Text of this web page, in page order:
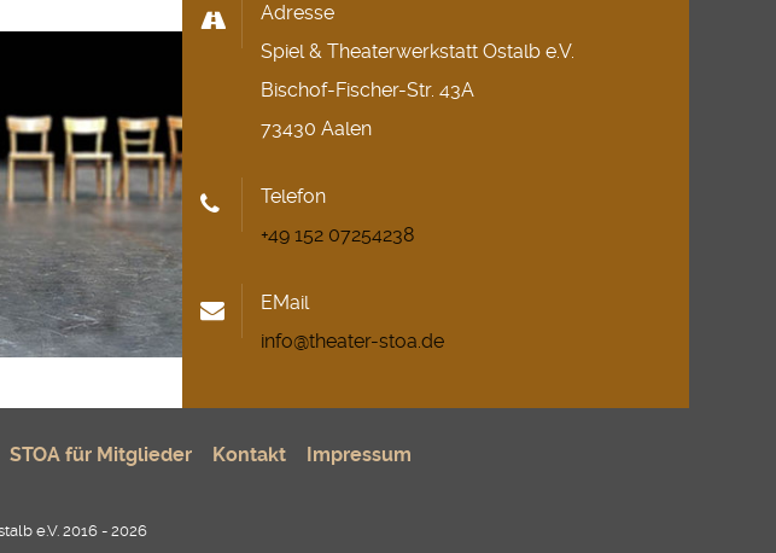
Adresse
Spiel & Theaterwerkstatt Ostalb e.V.
Bischof-Fischer-Str. 43A
73430 Aalen
Telefon
+49 152 07254238
EMail
info@theater-stoa.de
STOA für Mitglieder Kontakt Impressum
e.V. 2016 - 2026